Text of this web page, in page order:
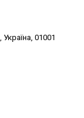
01001